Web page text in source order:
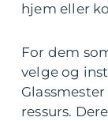
hjem eller
For dem
velge og
ressurs.